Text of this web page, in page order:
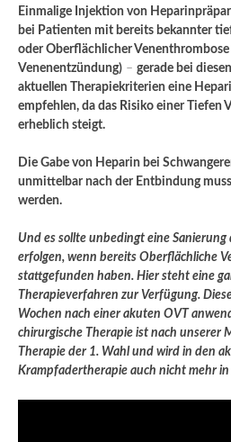
Einmalige Injektion von
bei Patienten mit bereits bekannter
oder Oberflächlicher
Venenentzündung) – gerade bei
aktuellen Therapiekriterien eine
empfehlen, da das Risiko einer Tiefen
erheblich steigt.
Die Gabe von Heparin bei
unmittelbar nach der Entbindung
werden.
Und es sollte unbedingt eine Sanierung
erfolgen, wenn bereits Oberflächliche
stattgefunden haben. Hier steht eine
Therapieverfahren zur Verfügung.
Wochen nach einer akuten OVT
chirurgische Therapie ist nach unserer
Therapie der 1. Wahl und wird in den
Krampfadertherapie auch nicht mehr